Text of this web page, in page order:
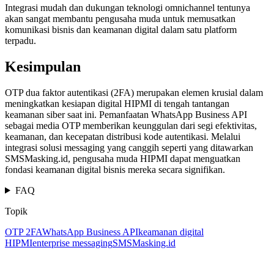
Integrasi mudah dan dukungan teknologi omnichannel tentunya
akan sangat membantu pengusaha muda untuk memusatkan
komunikasi bisnis dan keamanan digital dalam satu platform
terpadu.
Kesimpulan
OTP dua faktor autentikasi (2FA) merupakan elemen krusial dalam
meningkatkan kesiapan digital HIPMI di tengah tantangan
keamanan siber saat ini. Pemanfaatan WhatsApp Business API
sebagai media OTP memberikan keunggulan dari segi efektivitas,
keamanan, dan kecepatan distribusi kode autentikasi. Melalui
integrasi solusi messaging yang canggih seperti yang ditawarkan
SMSMasking.id, pengusaha muda HIPMI dapat menguatkan
fondasi keamanan digital bisnis mereka secara signifikan.
FAQ
Topik
OTP 2FAWhatsApp Business APIkeamanan digital
HIPMIenterprise messagingSMSMasking.id